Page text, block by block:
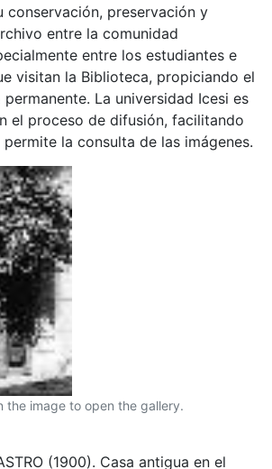
conservación, preservación y
entre la comunidad
entre los estudiantes e
visitan la Biblioteca, propiciando el
La universidad Icesi es
el proceso de difusión, facilitando
la consulta de las imágenes.
the image to open the gallery.
(1900). Casa antigua en el